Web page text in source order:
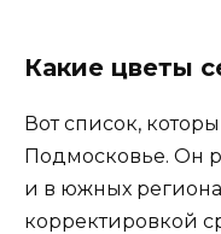
Какие цветы
Вот список,
Подмосковье. Он
и в южных
корректировкой